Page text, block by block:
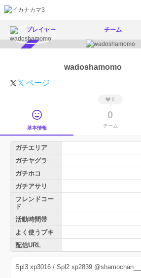
プレイヤー チーム
wadoshamomo
𝕏 ページ
基本情報
0
0
チーム
ガチエリア
ガチヤグラ
ガチホコ
ガチアサリ
フレンドコー
ド
活動時間帯
よく使うブキ
配信URL
Spl3 xp3016 / Spl2 xp2839 @shamochan___